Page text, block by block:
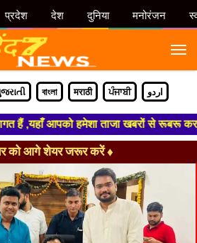
বাংলা मराठी ਪੰਜਾਬੀ اردو
आपको हमेशा ताजा खबरों से रूबरू
को आगे शेयर जरूर करें ♦
प्रदेश देश दुनिया मनोरंजन